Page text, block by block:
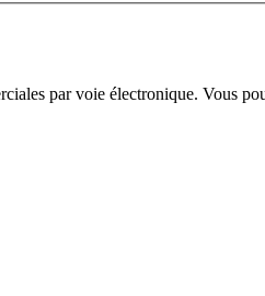
par voie électronique. Vous